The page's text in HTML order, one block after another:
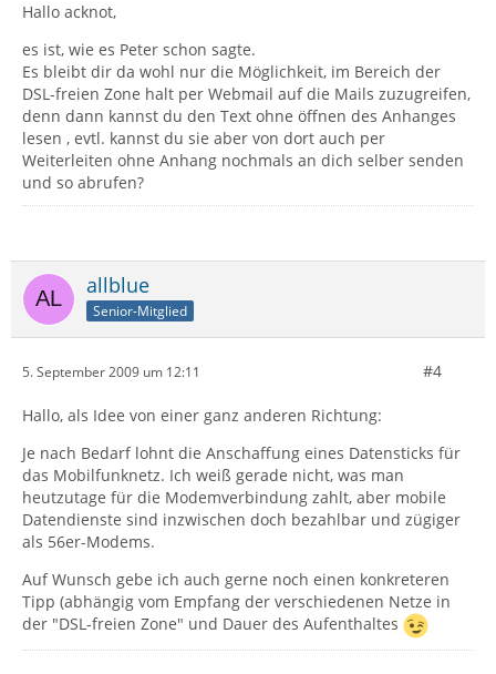
Hallo acknot,
es ist, wie es Peter schon sagte.
Es bleibt dir da wohl nur die Möglichkeit, im Bereich der
DSL-freien Zone halt per Webmail auf die Mails zuzugreifen,
denn dann kannst du den Text ohne öffnen des Anhanges
lesen , evtl. kannst du sie aber von dort auch per
Weiterleiten ohne Anhang nochmals an dich selber senden
und so abrufen?
allblue
Senior-Mitglied
5. September 2009 um 12:11 #4
Hallo, als Idee von einer ganz anderen Richtung:
Je nach Bedarf lohnt die Anschaffung eines Datensticks für
das Mobilfunknetz. Ich weiß gerade nicht, was man
heutzutage für die Modemverbindung zahlt, aber mobile
Datendienste sind inzwischen doch bezahlbar und zügiger
als 56er-Modems.
Auf Wunsch gebe ich auch gerne noch einen konkreteren
Tipp (abhängig vom Empfang der verschiedenen Netze in
der "DSL-freien Zone" und Dauer des Aufenthaltes